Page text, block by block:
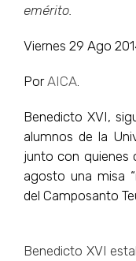
emérito.
Viernes 29 Ago
PorAICA.
Benedicto XVI,
alumnos de la
junto con quienes
agosto una misa
del Camposanto
Benedicto XVI